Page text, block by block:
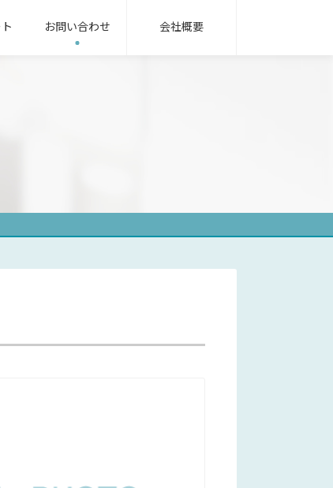
成器 その他
お問い合わせ 会社概要